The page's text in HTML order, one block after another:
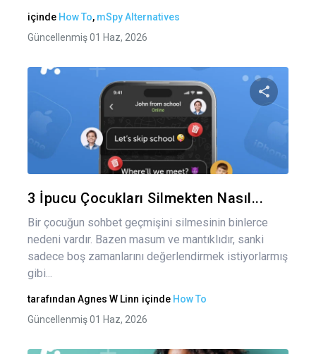
içinde How To, mSpy Alternatives
Güncellenmiş 01 Haz, 2026
Bu
3 İpucu Çocukları Silmekten Nasıl...
Bir çocuğun sohbet geçmişini silmesinin binlerce
nedeni vardır. Bazen masum ve mantıklıdır, sanki
sadece boş zamanlarını değerlendirmek istiyorlarmış
gibi...
tarafından Agnes W Linn içinde How To
Güncellenmiş 01 Haz, 2026